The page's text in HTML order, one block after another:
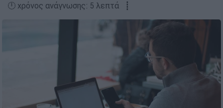
🕛 χρόνος ανάγνωσης: 5 λεπτά ┋